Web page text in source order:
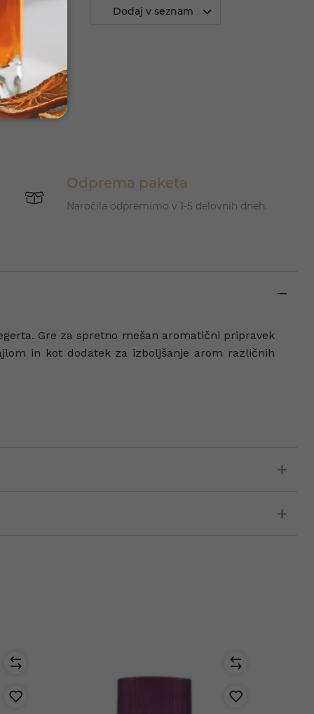
primerjavo Dodaj v seznam
Odprema paketa
Naročila odpremimo v 1-5 delovnih dneh.
Gre za spretno mešan aromatični pripravek
in kot dodatek za izboljšanje arom različnih